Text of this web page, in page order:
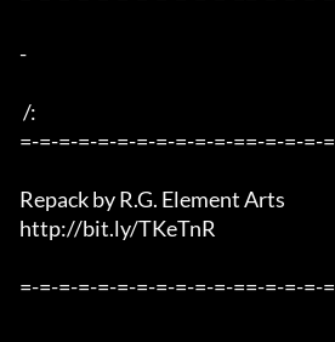
-
=-=-=-=-=-=-=-=-=-=-=-==-=-=-=-
Repack by R.G. Element Arts
http://bit.ly/TKeTnR
=-=-=-=-=-=-=-=-=-=-=-==-=-=-=-